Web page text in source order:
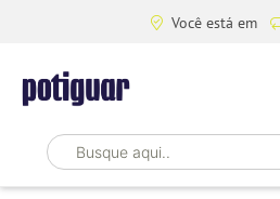
Você está em